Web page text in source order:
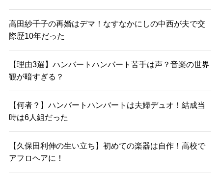
高田紗千子の再婚はデマ！なすなかにしの中西が夫で交
際歴10年だった
【理由3選】ハンバートハンバート苦手は声？音楽の世界
観が暗すぎる？
【何者？】ハンバートハンバートは夫婦デュオ！結成当
時は6人組だった
【久保田利伸の生い立ち】初めての楽器は自作！高校で
アフロヘアに！